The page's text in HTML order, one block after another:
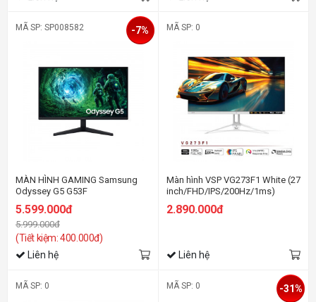
MÃ SP: SP008582
MÀN HÌNH GAMING Samsung
Odyssey G5 G53F
LS27FG530EEXXV (27
inch/QHD/IPS/200Hz/1ms)
5.599.000đ
5.999.000đ
(Tiết kiệm: 400.000đ)
-7%
Liên hệ
MÃ SP: 0
Màn hình VSP VG273F1 White (27
inch/FHD/IPS/200Hz/1ms)
2.890.000đ
Liên hệ
MÃ SP: 0 MÃ SP: 0 -31%